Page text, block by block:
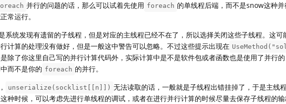
并行的问题的话，那么可以试着先使用 foreach 的单线程后端，而不是snow这种
常运行。
系统发现有遗留的子线程，但是对应的主线程已经不在了，所以选择关闭这些子线程。这可
计算的处理没有做好，但是一般这中警告可以忽略。不过这些提示出现在
除了你这里自己写的并行计算代码外，实际计算中是不是软件包或者函数也是使用了并行
而不是你的 foreach 的并行。
unserialize(socklist[[n]]) 无法读取的话，一般就是子线程出错挂掉了，于是主线
种时候，可以考虑先进行单线程的调试，或者在进行并行计算的时候尽量去保存子线程的